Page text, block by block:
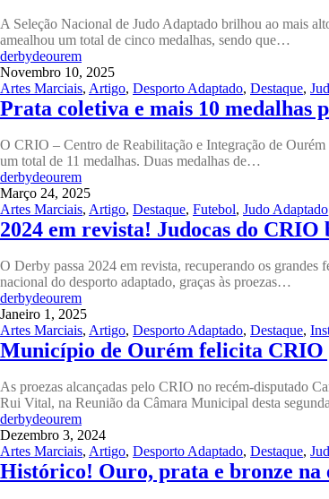
A Seleção Nacional de Judo Adaptado brilhou ao mais
amealhou um total de cinco medalhas, sendo que…
derbydeourem
Novembro 10, 2025
Artes Marciais, Artigo, Desporto Adaptado, Destaque,
Prata coletiva e mais 10 medalhas
O CRIO – Centro de Reabilitação e Integração de
um total de 11 medalhas. Duas medalhas de…
derbydeourem
Março 24, 2025
Artes Marciais, Artigo, Destaque, Futebol, Judo Adaptado
2024 em revista! Judocas do
O Derby passa 2024 em revista, recuperando os grandes
nacional do desporto adaptado, graças às proezas…
derbydeourem
Janeiro 1, 2025
Artes Marciais, Artigo, Desporto Adaptado, Destaque,
Município de Ourém felicita CRIO
As proezas alcançadas pelo CRIO no recém-disputado
Rui Vital, na Reunião da Câmara Municipal desta
derbydeourem
Dezembro 3, 2024
Artes Marciais, Artigo, Desporto Adaptado, Destaque,
Histórico! Ouro, prata e bronze na